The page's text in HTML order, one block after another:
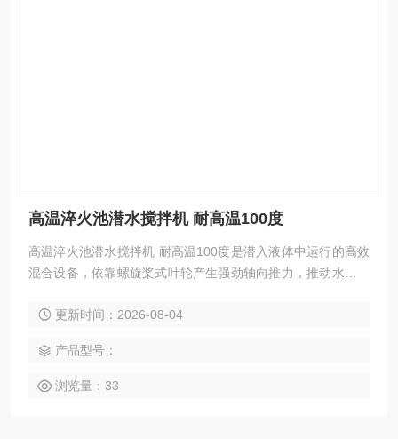
高温淬火池潜水搅拌机 耐高温100度
高温淬火池潜水搅拌机 耐高温100度是潜入液体中运行的高效
混合设备，依靠螺旋桨式叶轮产生强劲轴向推力，推动水体形
污泥沉淀、实现介质均匀混合。
更新时间：2026-08-04
产品型号：
浏览量：33